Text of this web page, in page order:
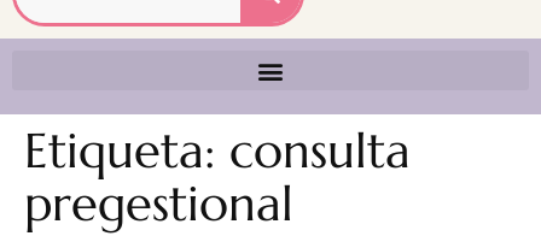
Etiqueta: consulta
pregestional